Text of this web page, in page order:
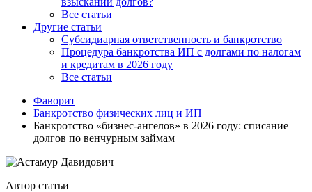
Все статьи
Другие статьи
Субсидиарная ответственность и банкротство
Процедура банкротства ИП с долгами по налогам
и кредитам в 2026 году
Все статьи
Фаворит
Банкротство физических лиц и ИП
Банкротство «бизнес-ангелов» в 2026 году: списание
долгов по венчурным займам
Автор статьи